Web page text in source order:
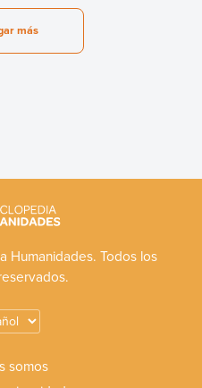
más
Humanidades. Todos los
somos